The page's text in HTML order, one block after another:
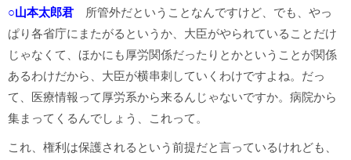
○山本太郎君
所管外だということなんですけど、でも、やっ
ぱり各省庁にまたがるというか、大臣がやられていることだけ
じゃなくて、ほかにも厚労関係だったりとかということが関係
あるわけだから、大臣が横串刺していくわけですよね。だっ
て、医療情報って厚労系から来るんじゃないですか。病院から
集まってくるんでしょう、これって。
これ、権利は保護されるという前提だと言っているけれども、